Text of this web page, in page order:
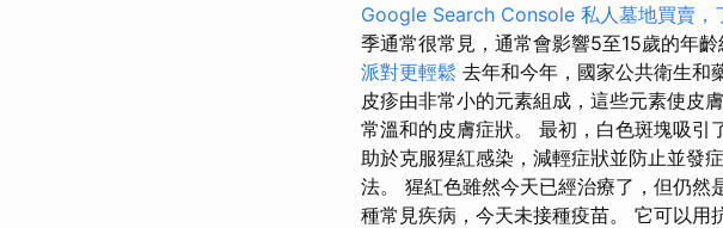
Google Search Console 私人墓地買賣，
季通常很常見，通常會影響5至15歲的年齡
派對更輕鬆 去年和今年，國家公共衛生和
皮疹由非常小的元素組成，這些元素使皮
常溫和的皮膚症狀。 最初，白色斑塊吸
助於克服猩紅感染，減輕症狀並防止並發
法。 猩紅色雖然今天已經治療了，但仍然
種常見疾病，今天未接種疫苗。 它可以用